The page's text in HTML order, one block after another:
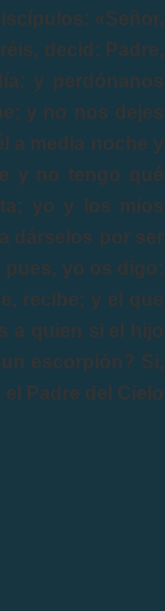
«Señor,
decid: Padre,
y perdónanos
y no nos dejes
a media noche y
y no tengo qué
yo y los míos
dárselos por ser
pues, yo os digo:
recibe; y el que
a quien si el hijo
escorpión? Si,
Padre del Cielo